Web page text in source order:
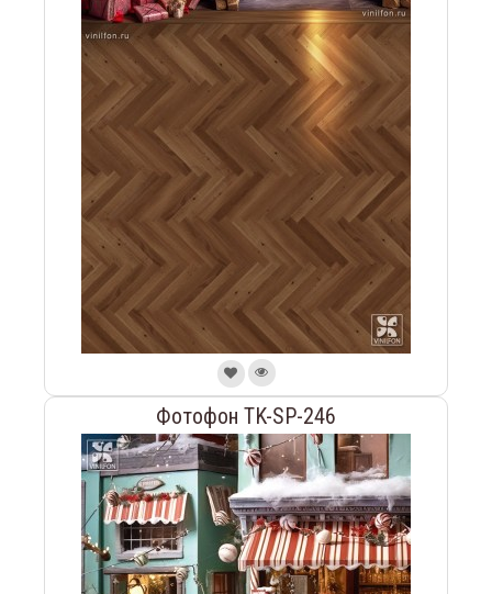
Фотофон TK-SP-246